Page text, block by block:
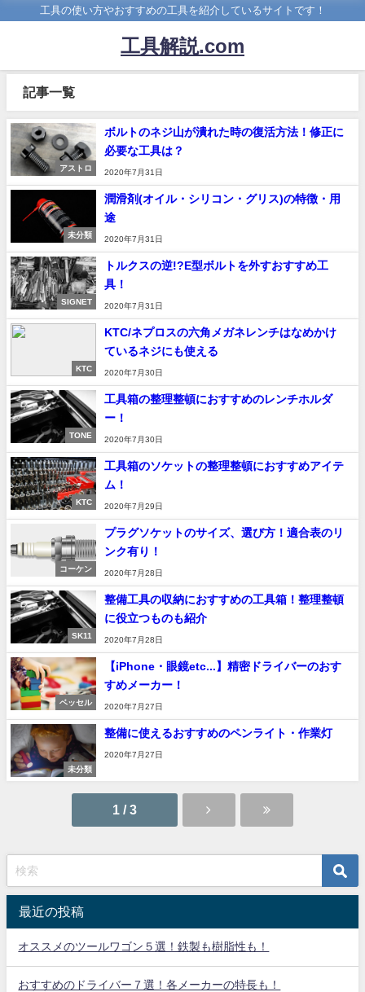
工具の使い方やおすすめの工具を紹介しているサイトです！
工具解説.com
記事一覧
アストロ
ボルトのネジ山が潰れた時の復活方法！修正に
必要な工具は？
2020年7月31日
未分類
潤滑剤(オイル・シリコン・グリス)の特徴・用
途
2020年7月31日
SIGNET
トルクスの逆!?E型ボルトを外すおすすめ工
具！
2020年7月31日
KTC
KTC/ネプロスの六角メガネレンチはなめかけ
ているネジにも使える
2020年7月30日
TONE
工具箱の整理整頓におすすめのレンチホルダ
ー！
2020年7月30日
KTC
工具箱のソケットの整理整頓におすすめアイテ
ム！
2020年7月29日
コーケン
プラグソケットのサイズ、選び方！適合表のリ
ンク有り！
2020年7月28日
SK11
整備工具の収納におすすめの工具箱！整理整頓
に役立つものも紹介
2020年7月28日
ベッセル
【iPhone・眼鏡etc...】精密ドライバーのおす
すめメーカー！
2020年7月27日
未分類
整備に使えるおすすめのペンライト・作業灯
2020年7月27日
1 / 3
最近の投稿
オススメのツールワゴン５選！鉄製も樹脂性も！
おすすめのドライバー７選！各メーカーの特長も！